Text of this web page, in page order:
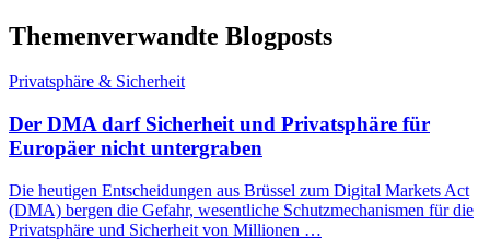
Themenverwandte Blogposts
Privatsphäre & Sicherheit
Der DMA darf Sicherheit und Privatsphäre für
Europäer nicht untergraben
Die heutigen Entscheidungen aus Brüssel zum Digital Markets Act
(DMA) bergen die Gefahr, wesentliche Schutzmechanismen für die
Privatsphäre und Sicherheit von Millionen …